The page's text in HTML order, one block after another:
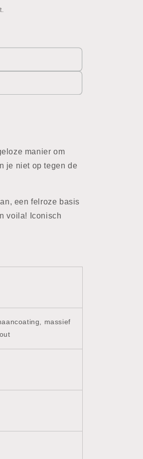
manier om
je niet op tegen de
een felroze basis
voila! Iconisch
massief